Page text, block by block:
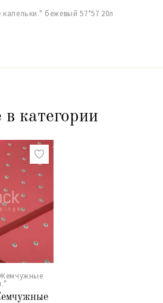
бежевый 57*57 20л
категории